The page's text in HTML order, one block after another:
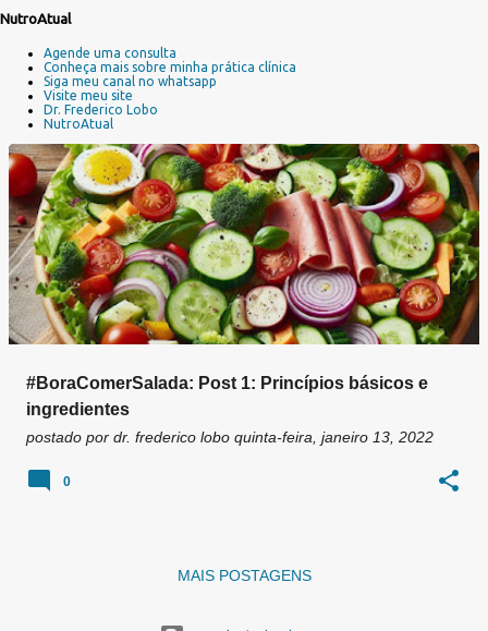
g
e
n
NutroAtual
Agende uma consulta
Conheça mais sobre minha prática clínica
Siga meu canal no whatsapp
Visite meu site
Dr. Frederico Lobo
NutroAtual
#BoraComerSalada: Post 1: Princípios básicos e
ingredientes
postado por dr. frederico lobo quinta-feira, janeiro 13, 2022
0
MAIS POSTAGENS